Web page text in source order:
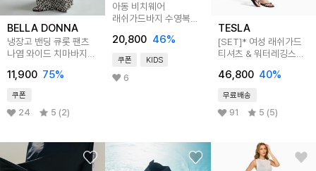
BELLA DONNA
냉장고 밴딩 큐롯 팬츠
나염 와이드 치마바지
11,900 75%
쿠폰
24 5 (2)
아동 비치웨어
래쉬가드바지 수영복
20,800 46%
쿠폰 KIDS
6
TESLA
[SET]* 여성 래쉬가드
티셔츠 & 워터레깅스
46,800 40%
무료배송
91 5 (5)